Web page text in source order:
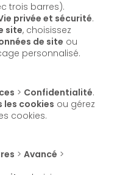
trois barres).
privée et sécurité.
site, choisissez
de site ou
personnalisé.
> Confidentialité.
les cookies ou gérez
cookies.
>Avancé >